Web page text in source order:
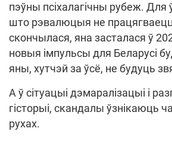
пэўны псіхалагічны рубеж. Для
што рэвалюцыя не
скончылася, яна засталася ў
новыя імпульсы для Беларусі
яны, хутчэй за ўсё, не будуць
А ў сітуацыі дэмаралізацыі і
гісторыі, скандалы ўзнікаюць
рухах.